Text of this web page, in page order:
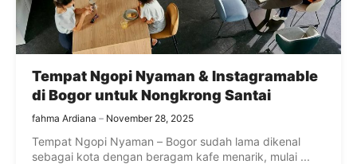
Tempat Ngopi Nyaman & Instagramable
di Bogor untuk Nongkrong Santai
fahma Ardiana November 28, 2025
Tempat Ngopi Nyaman – Bogor sudah lama dikenal
sebagai kota dengan beragam kafe menarik, mulai ...